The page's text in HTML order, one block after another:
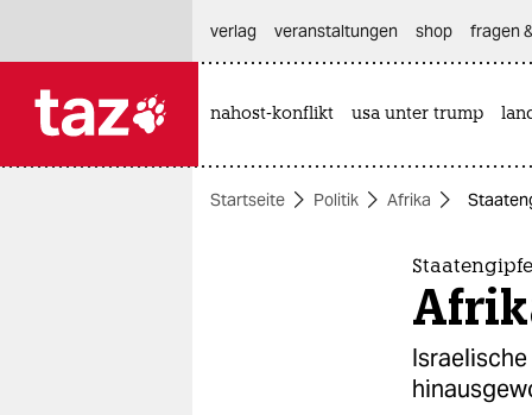
themen
verlag
veranstaltungen shop fragen
nahost-konflikt usa unter trump
Startseite Politik Afrika